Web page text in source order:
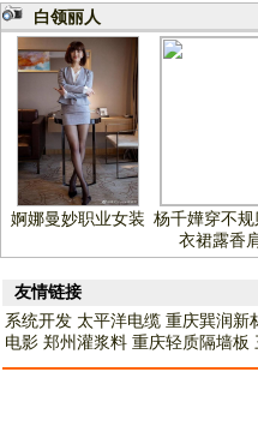
白领丽人
婀娜曼妙职业女装 杨千嬅穿不规
衣裙露香
友情链接
系统开发 太平洋电缆 重庆巽润新
电影 郑州灌浆料 重庆轻质隔墙板